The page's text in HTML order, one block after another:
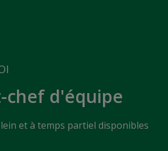
chef d'équipe
et à temps partiel disponibles